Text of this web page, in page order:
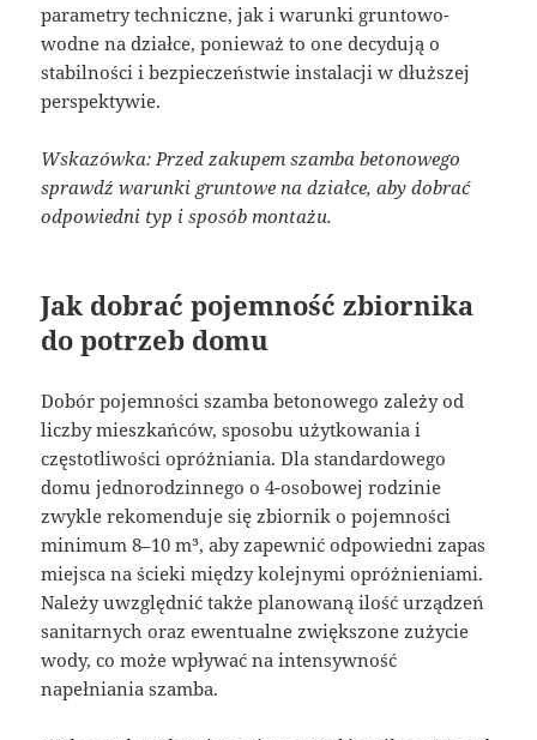
parametry techniczne, jak i warunki gruntowo-
wodne na działce, ponieważ to one decydują o
stabilności i bezpieczeństwie instalacji w dłuższej
perspektywie.
Wskazówka: Przed zakupem szamba betonowego
sprawdź warunki gruntowe na działce, aby dobrać
odpowiedni typ i sposób montażu.
Jak dobrać pojemność zbiornika
do potrzeb domu
Dobór pojemności szamba betonowego zależy od
liczby mieszkańców, sposobu użytkowania i
częstotliwości opróżniania. Dla standardowego
domu jednorodzinnego o 4-osobowej rodzinie
zwykle rekomenduje się zbiornik o pojemności
minimum 8–10 m³, aby zapewnić odpowiedni zapas
miejsca na ścieki między kolejnymi opróżnieniami.
Należy uwzględnić także planowaną ilość urządzeń
sanitarnych oraz ewentualne zwiększone zużycie
wody, co może wpływać na intensywność
napełniania szamba.